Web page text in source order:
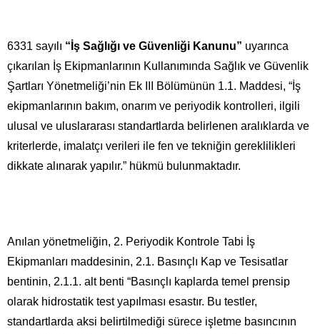
6331 sayılı “İş Sağlığı ve Güvenliği Kanunu” uyarınca
çıkarılan İş Ekipmanlarının Kullanımında Sağlık ve Güvenlik
Şartları Yönetmeliği’nin Ek III Bölümünün 1.1. Maddesi, “İş
ekipmanlarının bakım, onarım ve periyodik kontrolleri, ilgili
ulusal ve uluslararası standartlarda belirlenen aralıklarda ve
kriterlerde, imalatçı verileri ile fen ve tekniğin gereklilikleri
dikkate alınarak yapılır.” hükmü bulunmaktadır.
Anılan yönetmeliğin, 2. Periyodik Kontrole Tabi İş
Ekipmanları maddesinin, 2.1. Basınçlı Kap ve Tesisatlar
bentinin, 2.1.1. alt benti “Basınçlı kaplarda temel prensip
olarak hidrostatik test yapılması esastır. Bu testler,
standartlarda aksi belirtilmediği sürece işletme basıncının